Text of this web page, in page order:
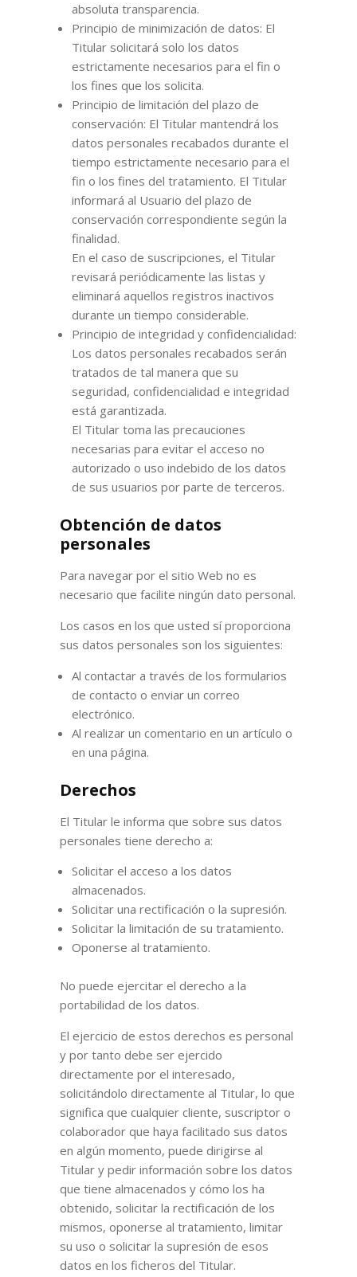
absoluta transparencia.
Principio de minimización de datos: El
Titular solicitará solo los datos
estrictamente necesarios para el fin o
los fines que los solicita.
Principio de limitación del plazo de
conservación: El Titular mantendrá los
datos personales recabados durante el
tiempo estrictamente necesario para el
fin o los fines del tratamiento. El Titular
informará al Usuario del plazo de
conservación correspondiente según la
finalidad.
En el caso de suscripciones, el Titular
revisará periódicamente las listas y
eliminará aquellos registros inactivos
durante un tiempo considerable.
Principio de integridad y confidencialidad:
Los datos personales recabados serán
tratados de tal manera que su
seguridad, confidencialidad e integridad
está garantizada.
El Titular toma las precauciones
necesarias para evitar el acceso no
autorizado o uso indebido de los datos
de sus usuarios por parte de terceros.
Obtención de datos
personales
Para navegar por el sitio Web no es
necesario que facilite ningún dato personal.
Los casos en los que usted sí proporciona
sus datos personales son los siguientes:
Al contactar a través de los formularios
de contacto o enviar un correo
electrónico.
Al realizar un comentario en un artículo o
en una página.
Derechos
El Titular le informa que sobre sus datos
personales tiene derecho a:
Solicitar el acceso a los datos
almacenados.
Solicitar una rectificación o la supresión.
Solicitar la limitación de su tratamiento.
Oponerse al tratamiento.
No puede ejercitar el derecho a la
portabilidad de los datos.
El ejercicio de estos derechos es personal
y por tanto debe ser ejercido
directamente por el interesado,
solicitándolo directamente al Titular, lo que
significa que cualquier cliente, suscriptor o
colaborador que haya facilitado sus datos
en algún momento, puede dirigirse al
Titular y pedir información sobre los datos
que tiene almacenados y cómo los ha
obtenido, solicitar la rectificación de los
mismos, oponerse al tratamiento, limitar
su uso o solicitar la supresión de esos
datos en los ficheros del Titular.